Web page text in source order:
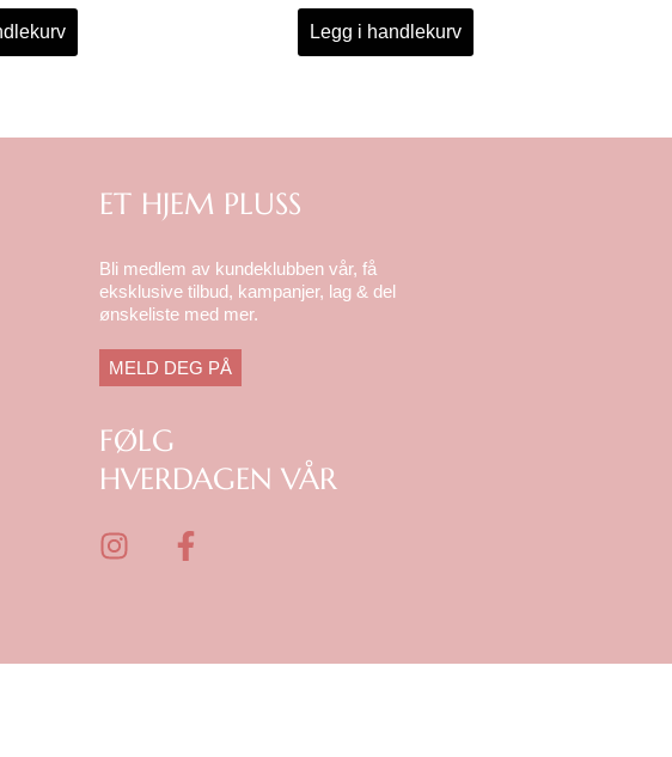
Legg i handlekurv
ET HJEM PLUSS
Bli medlem av kundeklubben vår, få
eksklusive tilbud, kampanjer, lag & del
ønskeliste med mer.
MELD DEG PÅ
FØLG
HVERDAGEN VÅR
I
a
F
b